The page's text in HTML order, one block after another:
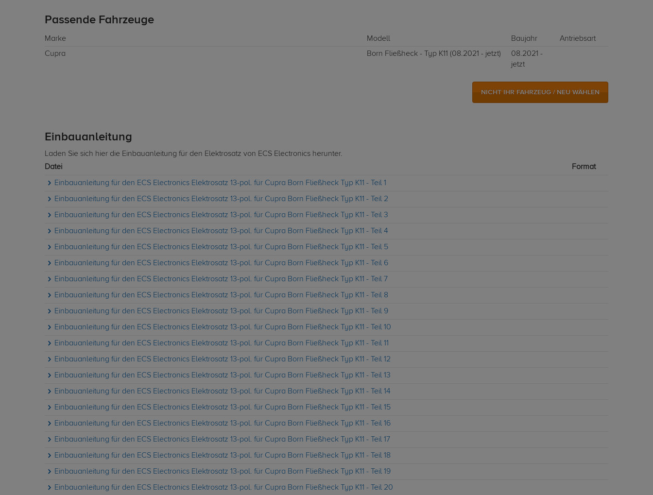
Passende Fahrzeuge
Marke Modell Baujahr
Antriebsart
Cupra
Born Fließheck - Typ K11 (08.2021 - jetzt)
08.2021 -
jetzt
NICHT IHR FAHRZEUG / NEU WÄHLEN
Einbauanleitung
Laden Sie sich hier die Einbauanleitung für den Elektrosatz von ECS Electronics herunter.
Datei
Format
Einbauanleitung für den ECS Electronics Elektrosatz 13-pol. für Cupra Born Fließheck Typ K11 - Teil 1
Einbauanleitung für den ECS Electronics Elektrosatz 13-pol. für Cupra Born Fließheck Typ K11 - Teil 2
Einbauanleitung für den ECS Electronics Elektrosatz 13-pol. für Cupra Born Fließheck Typ K11 - Teil 3
Einbauanleitung für den ECS Electronics Elektrosatz 13-pol. für Cupra Born Fließheck Typ K11 - Teil 4
Einbauanleitung für den ECS Electronics Elektrosatz 13-pol. für Cupra Born Fließheck Typ K11 - Teil 5
Einbauanleitung für den ECS Electronics Elektrosatz 13-pol. für Cupra Born Fließheck Typ K11 - Teil 6
Einbauanleitung für den ECS Electronics Elektrosatz 13-pol. für Cupra Born Fließheck Typ K11 - Teil 7
Einbauanleitung für den ECS Electronics Elektrosatz 13-pol. für Cupra Born Fließheck Typ K11 - Teil 8
Einbauanleitung für den ECS Electronics Elektrosatz 13-pol. für Cupra Born Fließheck Typ K11 - Teil 9
Einbauanleitung für den ECS Electronics Elektrosatz 13-pol. für Cupra Born Fließheck Typ K11 - Teil 10
Einbauanleitung für den ECS Electronics Elektrosatz 13-pol. für Cupra Born Fließheck Typ K11 - Teil 11
Einbauanleitung für den ECS Electronics Elektrosatz 13-pol. für Cupra Born Fließheck Typ K11 - Teil 12
Einbauanleitung für den ECS Electronics Elektrosatz 13-pol. für Cupra Born Fließheck Typ K11 - Teil 13
Einbauanleitung für den ECS Electronics Elektrosatz 13-pol. für Cupra Born Fließheck Typ K11 - Teil 14
Einbauanleitung für den ECS Electronics Elektrosatz 13-pol. für Cupra Born Fließheck Typ K11 - Teil 15
Einbauanleitung für den ECS Electronics Elektrosatz 13-pol. für Cupra Born Fließheck Typ K11 - Teil 16
Einbauanleitung für den ECS Electronics Elektrosatz 13-pol. für Cupra Born Fließheck Typ K11 - Teil 17
Einbauanleitung für den ECS Electronics Elektrosatz 13-pol. für Cupra Born Fließheck Typ K11 - Teil 18
Einbauanleitung für den ECS Electronics Elektrosatz 13-pol. für Cupra Born Fließheck Typ K11 - Teil 19
Einbauanleitung für den ECS Electronics Elektrosatz 13-pol. für Cupra Born Fließheck Typ K11 - Teil 20